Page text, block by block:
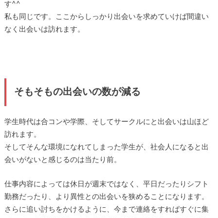
す^^
私も同じです。ここからしっかり出会いを求めていけば間違い
なく出会いは訪れます。
そもそもの出会いの数が減る
学生時代は合コンや学際、そしてサークルにと出会いは山ほど
訪れます。
そしてそんな環境になれてしまった学生が、社会人になると出
会いがないと感じるのは当たり前。
仕事内容によっては休日が週末ではなく、平日だったりシフト
勤務だったり、より異性との出会いを狭めることになります。
さらに追い討ちをかけるように、今まで連絡をすればすぐに集